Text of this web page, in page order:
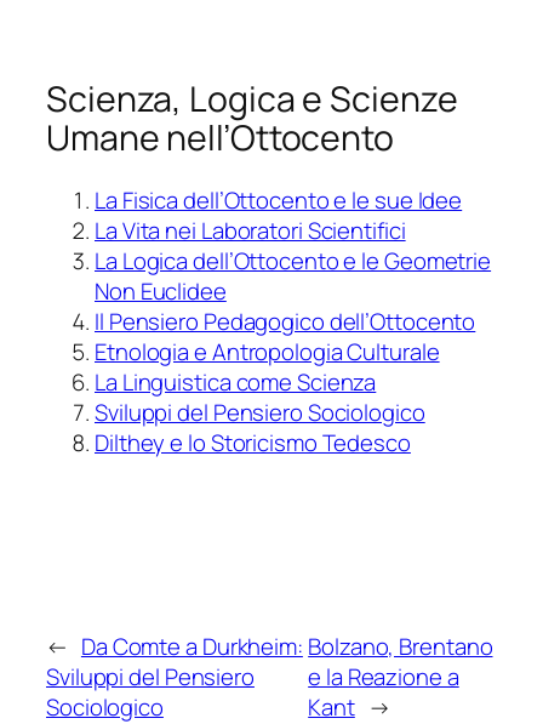
Scienza, Logica e Scienze
Umane nell’Ottocento
La Fisica dell’Ottocento e le sue Idee
La Vita nei Laboratori Scientifici
La Logica dell’Ottocento e le Geometrie
Non Euclidee
Il Pensiero Pedagogico dell’Ottocento
Etnologia e Antropologia Culturale
La Linguistica come Scienza
Sviluppi del Pensiero Sociologico
Dilthey e lo Storicismo Tedesco
← Da Comte a Durkheim:
Sviluppi del Pensiero
Sociologico
Bolzano, Brentano
e la Reazione a
Kant →